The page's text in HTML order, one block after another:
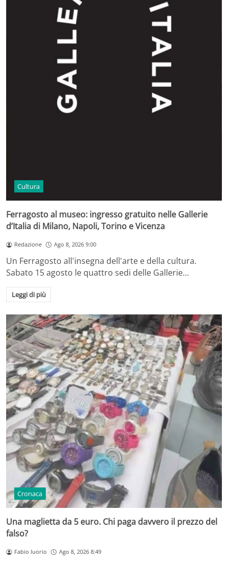
Cultura
Ferragosto al museo: ingresso gratuito nelle Gallerie
d’Italia di Milano, Napoli, Torino e Vicenza
Redazione Ago 8, 2026 9:00
Un Ferragosto all'insegna dell'arte e della cultura.
Sabato 15 agosto le quattro sedi delle Gallerie…
Leggi di più
Cronaca
Una maglietta da 5 euro. Chi paga davvero il prezzo del
falso?
Fabio Iuorio Ago 8, 2026 8:49